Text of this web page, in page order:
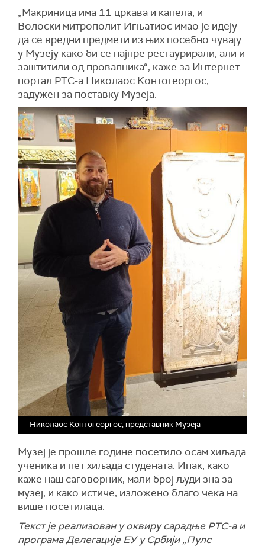
„Макриница има 11 цркава и капела, и
Волоски митрополит Игњатиос имао је идеју
да се вредни предмети из њих посебно чувају
у Музеју како би се најпре рестаурирали, али и
заштитили од провалника“, каже за Интернет
портал РТС-а Николаос Контогеоргос,
задужен за поставку Музеја.
Николаос Контогеоргос, представник Музеја
Музеј је прошле године посетило осам хиљада
ученика и пет хиљада студената. Ипак, како
каже наш саговорник, мали број људи зна за
музеј, и како истиче, изложено благо чека на
више посетилаца.
Текст је реализован у оквиру сарадње РТС-а и
програма Делегације ЕУ у Србији „Пулс